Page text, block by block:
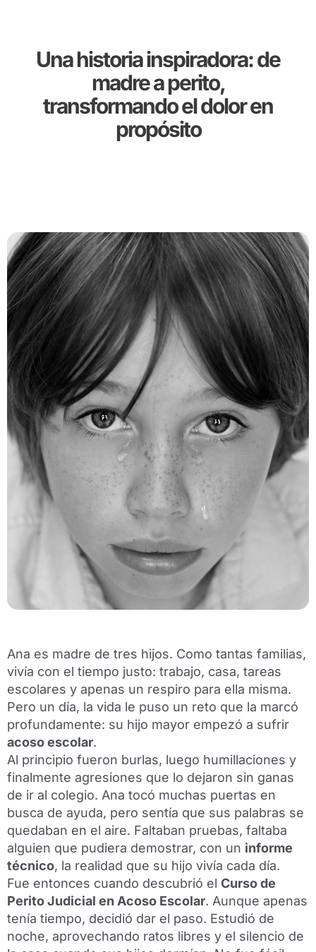
Una historia inspiradora: de
madre a perito,
transformando el dolor en
propósito
Ana es madre de tres hijos. Como tantas familias,
vivía con el tiempo justo: trabajo, casa, tareas
escolares y apenas un respiro para ella misma.
Pero un día, la vida le puso un reto que la marcó
profundamente: su hijo mayor empezó a sufrir
acoso escolar.
Al principio fueron burlas, luego humillaciones y
finalmente agresiones que lo dejaron sin ganas
de ir al colegio. Ana tocó muchas puertas en
busca de ayuda, pero sentía que sus palabras se
quedaban en el aire. Faltaban pruebas, faltaba
alguien que pudiera demostrar, con un informe
técnico, la realidad que su hijo vivía cada día.
Fue entonces cuando descubrió el Curso de
Perito Judicial en Acoso Escolar. Aunque apenas
tenía tiempo, decidió dar el paso. Estudió de
noche, aprovechando ratos libres y el silencio de